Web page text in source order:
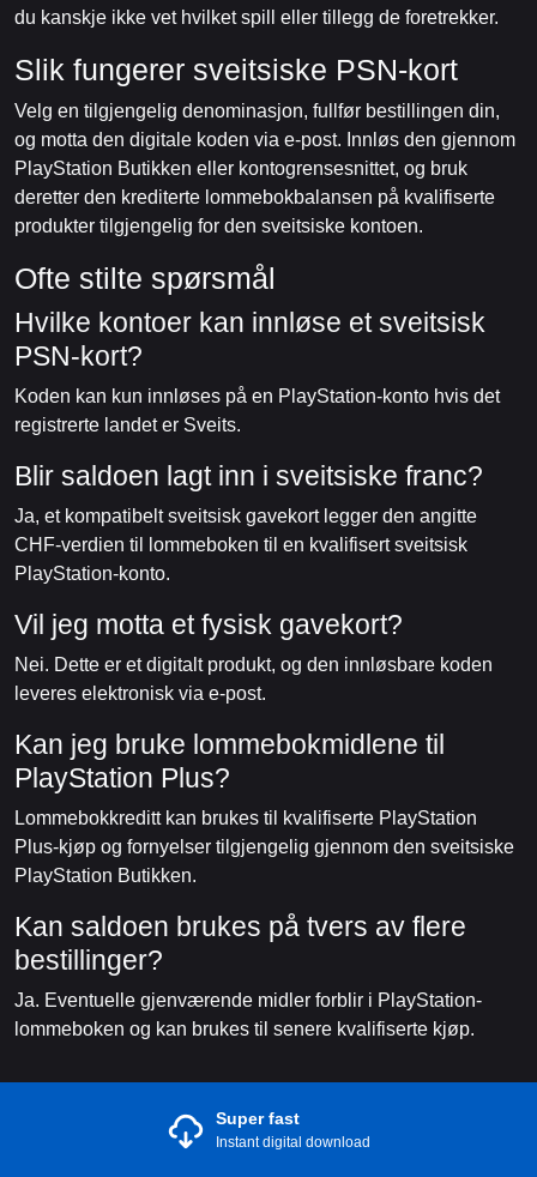
du kanskje ikke vet hvilket spill eller tillegg de foretrekker.
Slik fungerer sveitsiske PSN-kort
Velg en tilgjengelig denominasjon, fullfør bestillingen din,
og motta den digitale koden via e-post. Innløs den gjennom
PlayStation Butikken eller kontogrensesnittet, og bruk
deretter den krediterte lommebokbalansen på kvalifiserte
produkter tilgjengelig for den sveitsiske kontoen.
Ofte stilte spørsmål
Hvilke kontoer kan innløse et sveitsisk
PSN-kort?
Koden kan kun innløses på en PlayStation-konto hvis det
registrerte landet er Sveits.
Blir saldoen lagt inn i sveitsiske franc?
Ja, et kompatibelt sveitsisk gavekort legger den angitte
CHF-verdien til lommeboken til en kvalifisert sveitsisk
PlayStation-konto.
Vil jeg motta et fysisk gavekort?
Nei. Dette er et digitalt produkt, og den innløsbare koden
leveres elektronisk via e-post.
Kan jeg bruke lommebokmidlene til
PlayStation Plus?
Lommebokkreditt kan brukes til kvalifiserte PlayStation
Plus-kjøp og fornyelser tilgjengelig gjennom den sveitsiske
PlayStation Butikken.
Kan saldoen brukes på tvers av flere
bestillinger?
Ja. Eventuelle gjenværende midler forblir i PlayStation-
lommeboken og kan brukes til senere kvalifiserte kjøp.
Super fast
Instant digital download